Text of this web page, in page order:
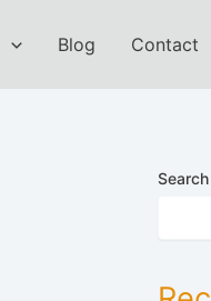
Blog Contact
Search